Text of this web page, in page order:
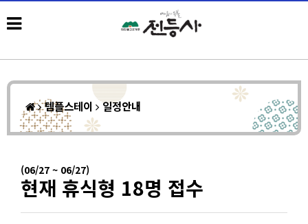
템플스테이 일정안내
(06/27 ~ 06/27)
현재 휴식형 18명 접수